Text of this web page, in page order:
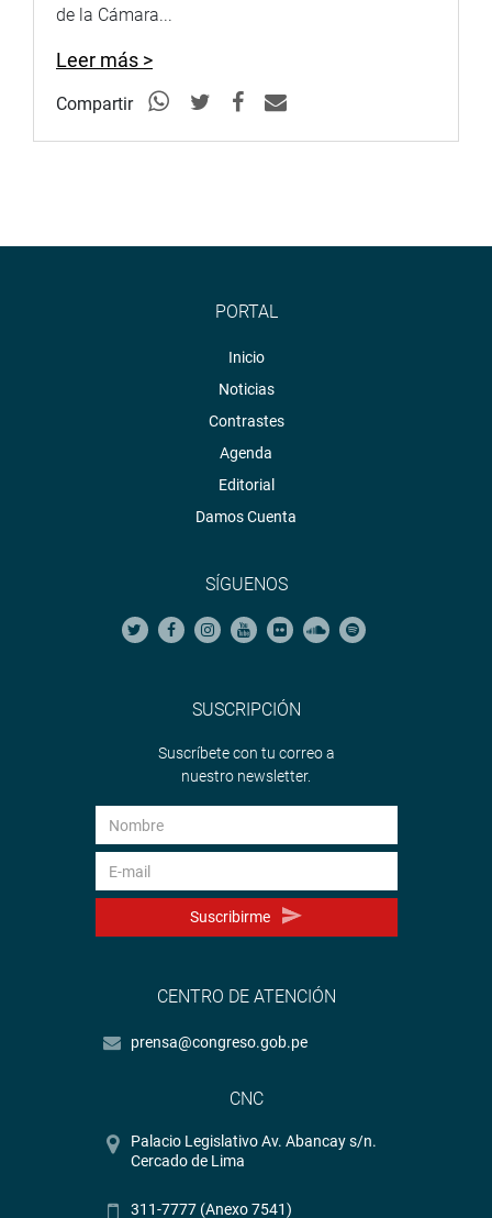
de la Cámara...
Leer más >
Compartir
PORTAL
Inicio
Noticias
Contrastes
Agenda
Editorial
Damos Cuenta
SÍGUENOS
SUSCRIPCIÓN
Suscríbete con tu correo a
nuestro newsletter.
Suscribirme
CENTRO DE ATENCIÓN
prensa@congreso.gob.pe
CNC
Palacio Legislativo Av. Abancay s/n.
Cercado de Lima
311-7777 (Anexo 7541)